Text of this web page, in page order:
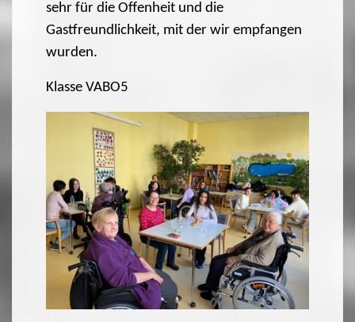
sehr für die Offenheit und die
Gastfreundlichkeit, mit der wir empfangen
wurden.
Klasse VABO5